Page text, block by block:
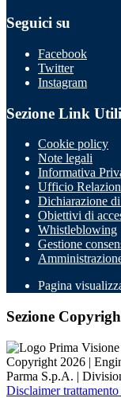
Seguici su
Facebook
Twitter
Instagram
Sezione Link Utili
Cookie policy
Note legali
Informativa
Ufficio
Dichiarazione
Obiettivi di
Whistleblowing
Gestione
Pagina
Sezione
Copyright 2026 |
Parma S.p.A. |
Disclaimer